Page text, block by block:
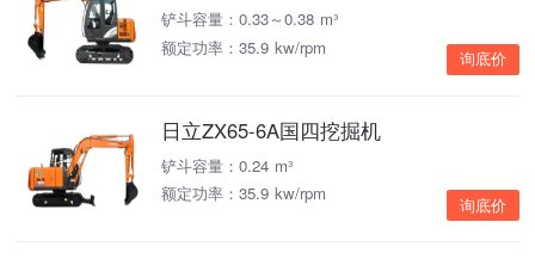
铲斗容量：0.33～0.38 m³
额定功率：35.9 kw/rpm
询底价
日立ZX65-6A国四挖掘机
铲斗容量：0.24 m³
额定功率：35.9 kw/rpm
询底价